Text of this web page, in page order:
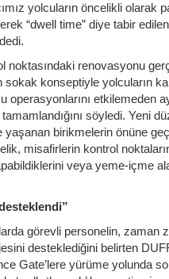
yolcuların öncelikli olarak
“dwell time” diye tabir
noktasındaki renovasyonu
sokak konseptiyle yolcuların
operasyonlarını etkilemeden
söyledi. Yeni
yaşanan birikmelerin önüne
misafirlerin kontrol
veya yeme-içme
görevli personelin, zaman
desteklediğini belirten
Gate’lere yürüme yolunda